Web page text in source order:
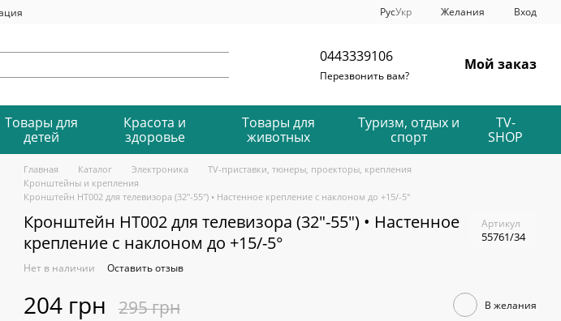
РусУкр Желания Вход
0443339106
Перезвонить вам?
Мой заказ
Товары для
детей
Красота и
здоровье
Товары для
животных
Туризм, отдых и
спорт
TV-
SHOP
Главная Каталог Электроника
TV-приставки, тюнеры, проекторы, крепления
Кронштейны и крепления
Кронштейн HT002 для телевизора (32"-55") • Настенное крепление с наклоном до +15/-5°
Кронштейн HT002 для телевизора (32"-55") • Настенное
крепление с наклоном до +15/-5°
Артикул
55761/34
Нет в наличии Оставить отзыв
204 грн 295 грн В желания